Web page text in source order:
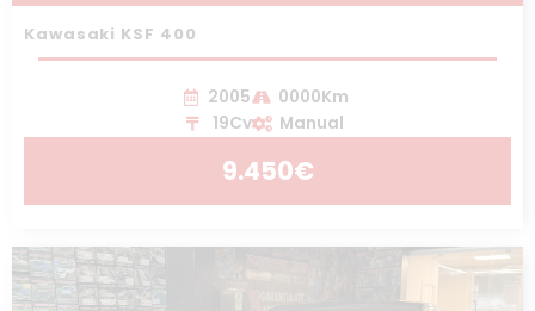
Kawasaki KSF 400
2005
0000Km
19Cv
Manual
9.450€